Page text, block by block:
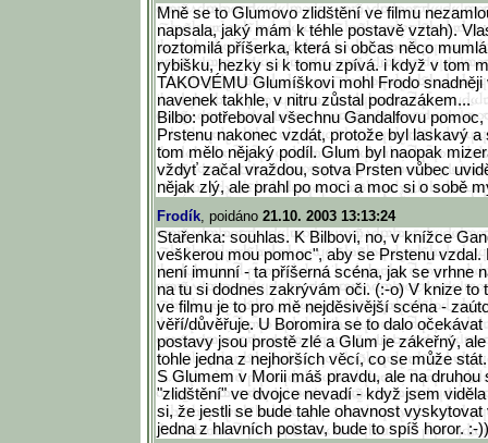
Mně se to Glumovo zlidštění ve filmu
napsala, jaký mám k téhle postavě vztah).
roztomilá příšerka, která si občas něco
rybišku, hezky si k tomu zpívá. i když v tom
TAKOVÉMU Glumíškovi mohl Frodo snadněji
navenek takhle, v nitru zůstal podrazákem...
Bilbo: potřeboval všechnu Gandalfovu
Prstenu nakonec vzdát, protože byl laskavý a
tom mělo nějaký podíl. Glum byl naopak
vždyť začal vraždou, sotva Prsten vůbec
nějak zlý, ale prahl po moci a moc si o sobě
Frodík, poidáno 21.10. 2003 13:13:24
Stařenka: souhlas. K Bilbovi, no, v knížce
veškerou mou pomoc", aby se Prstenu vzdal.
není imunní - ta příšerná scéna, jak se vrhne
na tu si dodnes zakrývám oči. (:-o) V knize to
ve filmu je to pro mě nejděsivější scéna -
věří/důvěřuje. U Boromira se to dalo očekávat
postavy jsou prostě zlé a Glum je zákeřný,
tohle jedna z nejhorších věcí, co se může stát.
S Glumem v Morii máš pravdu, ale na druhou
"zlidštění" ve dvojce nevadí - když jsem
si, že jestli se bude tahle ohavnost
jedna z hlavních postav, bude to spíš horor. :-))